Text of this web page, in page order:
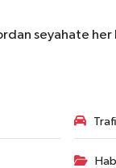
seyahate her